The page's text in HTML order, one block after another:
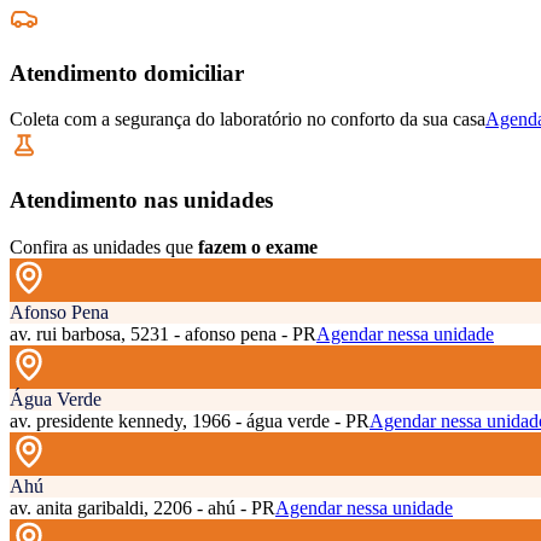
Atendimento domiciliar
Coleta com a segurança do laboratório no conforto da sua casa
Atendimento nas unidades
Confira as unidades que fazem o exame
Afonso Pena
av. rui barbosa, 5231 - afonso pena - PRAgendar nessa unidade
Água Verde
av. presidente kennedy, 1966 - água verde - PRAgendar nessa
Ahú
av. anita garibaldi, 2206 - ahú - PRAgendar nessa unidade